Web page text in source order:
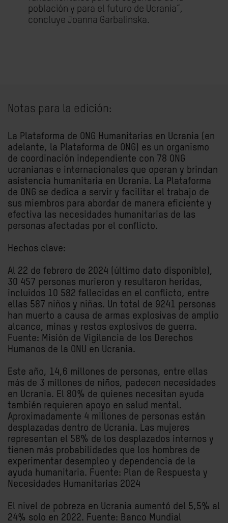
población y para el futuro de Ucrania”,
concluye Joanna Garbalinska.
Notas para la edición:
La Plataforma de ONG Humanitarias en Ucrania (en
adelante, la Plataforma de ONG) es un organismo
de coordinación independiente con 78 ONG
ucranianas e internacionales que operan y brindan
asistencia humanitaria en Ucrania. La Plataforma
de ONG se dedica a servir y facilitar el trabajo de
sus miembros para abordar de manera eficiente y
efectiva las necesidades humanitarias de las
personas afectadas por el conflicto.
Hechos clave:
Al 22 de febrero de 2024 (último dato disponible),
30 457 personas murieron y resultaron heridas,
incluidos 10 582 fallecidas en el conflicto, entre
ellas 587 niños y niñas. Un total de 9241 personas
han muerto a causa de armas explosivas de amplio
alcance, minas y restos explosivos de guerra.
Fuente: Misión de Vigilancia de los Derechos
Humanos de la ONU en Ucrania.
Este año, 14,6 millones de personas, entre ellas
más de 3 millones de niños, padecen necesidades
en Ucrania. El 80% de quienes necesitan ayuda
también requieren apoyo en salud mental.
Aproximadamente 4 millones de personas están
desplazadas dentro de Ucrania. Las mujeres
representan el 58% de los desplazados internos y
tienen más probabilidades que los hombres de
experimentar desempleo y dependencia de la
ayuda humanitaria. Fuente: Plan de Respuesta y
Necesidades Humanitarias 2024
El nivel de pobreza en Ucrania aumentó del 5,5% al
24% solo en 2022. Fuente: Banco Mundial